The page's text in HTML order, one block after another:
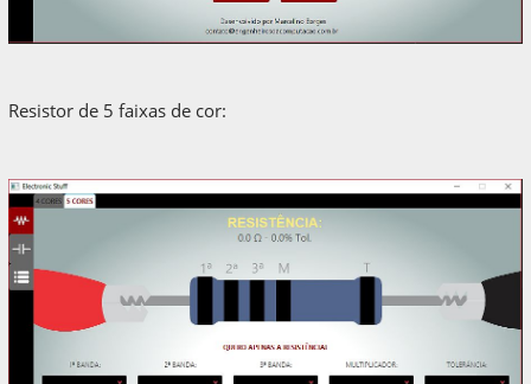
Resistor de 5 faixas de cor: